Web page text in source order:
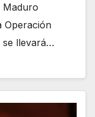
Maduro
Operación
se llevará…